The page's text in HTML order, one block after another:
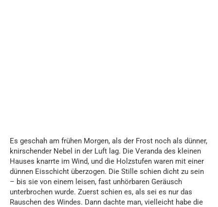
Es geschah am frühen Morgen, als der Frost noch als dünner,
knirschender Nebel in der Luft lag. Die Veranda des kleinen
Hauses knarrte im Wind, und die Holzstufen waren mit einer
dünnen Eisschicht überzogen. Die Stille schien dicht zu sein
– bis sie von einem leisen, fast unhörbaren Geräusch
unterbrochen wurde. Zuerst schien es, als sei es nur das
Rauschen des Windes. Dann dachte man, vielleicht habe die